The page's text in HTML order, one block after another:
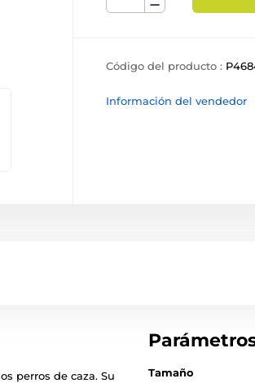
Código del producto :
Información del vendedor
perros de caza. Su
Tamaño